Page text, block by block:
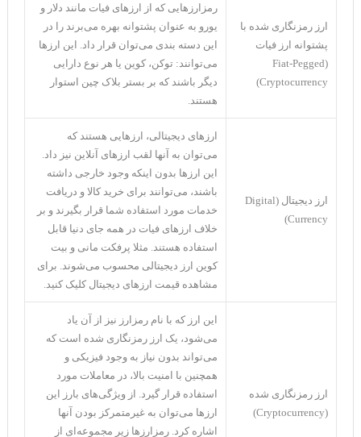
ارز رمزنگاری شده با
پشتوانه ارز فیات
(Fiat-Pegged
Cryptocurrency)
رمزارزهایی که از ارزهای فیات مانند دلار و
یورو به عنوان پشتوانه بهره می‌برند را در
این دسته بندی می‌توان قرار داد. این ارزها
می‌توانند: توکن، کوین یا هر نوع دارایی
دیگر باشند که بر بستر بلاک چین استوار
هستند.
ارز دیجیتال (Digital
Currency)
ارزهای دیجیتالی، ارزهایی هستند که
می‌توان به آنها لقب ارزهای آنلاین نیز داد.
این ارز‌ها بدون اینکه وجود خارجی داشته
باشند، می‌توانند برای خرید کالا و دریافت
خدمات مورد استفاده شما قرار بگیرند و بر
خلاف ارزهای فیات در همه جای دنیا قابل
استفاده هستند. مثلا پرفکت مانی و بیت
کوین ارز دیجیتالی محسوب می‌شوند. برای
مشاهده قیمت ارزهای دیجیتال کلیک کنید.
ارز رمزنگاری شده
(Cryptocurrency)
این ارز که با نام رمزارز نیز از آن یاد
می‌شود، یک ارز رمزنگاری شده است که
می‌تواند بدون نیاز به وجود فیزیکی و
همچنین با امنیت بالا، در معاملات مورد
استفاده قرار گیرد. از ویژگی‌‌های بارز این
ارز‌ها می‌توان به غیرمتمرکز بودن آنها
اشاره کرد. رمزارز‌ها زیر مجموعه‌ای از